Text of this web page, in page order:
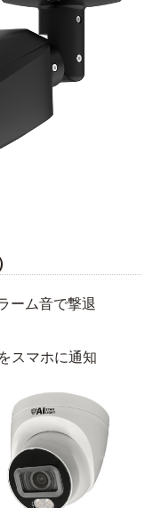
ーム音で撃退
スマホに通知